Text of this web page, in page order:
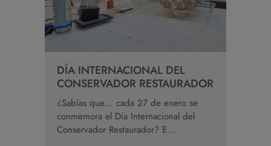
DÍA INTERNACIONAL DEL
CONSERVADOR RESTAURADOR
¿Sabías que… cada 27 de enero se
conmemora el Día Internacional del
Conservador Restaurador? E...